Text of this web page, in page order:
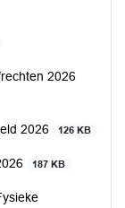
2026
2026 126 KB
187 KB